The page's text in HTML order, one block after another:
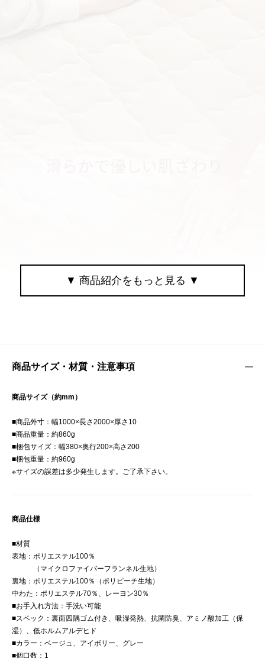
商品サイズ・材質・注意事項
商品サイズ（約mm）
■商品外寸：幅1000×長さ2000×厚さ10
■商品重量：約860g
■梱包サイズ：幅380×奥行200×高さ200
■梱包重量：約960g
※サイズの誤差は多少発生します。ご了承下さい。
商品仕様
■材質
表地：ポリエステル100％
（マイクロファイバーフランネル生地）
裏地：ポリエステル100％（ポリピーチ生地）
中わた：ポリエステル70％、レーヨン30％
■お手入れ方法：手洗い可能
■スペック：裏面四隅ゴム付き、吸湿発熱、抗菌防臭、アミノ酸加工（保
湿）、低ホルムアルデヒド
■カラー：ベージュ、アイボリー、グレー
■個口数：1